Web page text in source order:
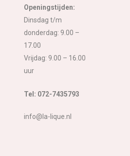
Openingstijden:
Dinsdag t/m
donderdag: 9.00 –
17.00
Vrijdag: 9.00 – 16.00
uur
Tel: 072-7435793
info@la-lique.nl